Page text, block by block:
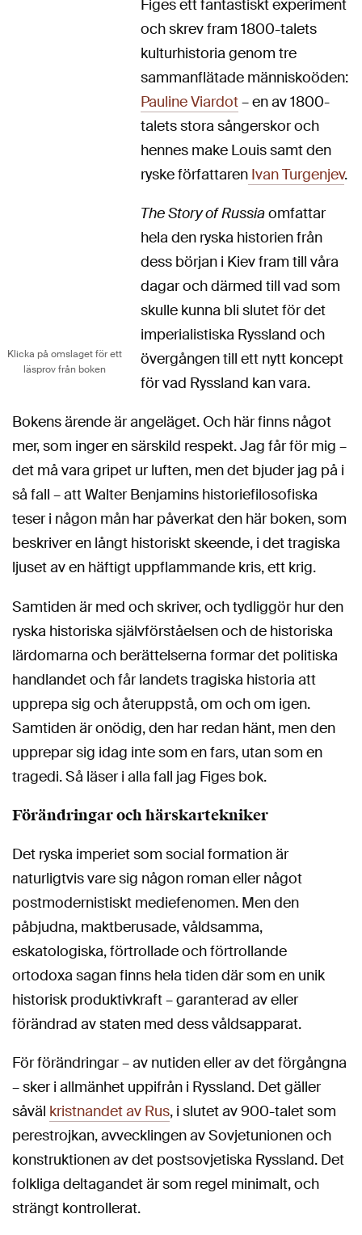
Klicka på omslaget för ett
läsprov från boken
Figes ett fantastiskt experiment
och skrev fram 1800-talets
kulturhistoria genom tre
sammanflätade människoöden:
Pauline Viardot– en av 1800-
talets stora sångerskor och
hennes make Louis samt den
ryske författarenIvan Turgenjev.
The Story of Russiaomfattar
hela den ryska historien från
dess början i Kiev fram till våra
dagar och därmed till vad som
skulle kunna bli slutet för det
imperialistiska Ryssland och
övergången till ett nytt koncept
för vad Ryssland kan vara.
Bokens ärende är angeläget. Och här finns något
mer, som inger en särskild respekt. Jag får för mig –
det må vara gripet ur luften, men det bjuder jag på i
så fall – att Walter Benjamins historiefilosofiska
teser i någon mån har påverkat den här boken, som
beskriver en långt historiskt skeende, i det tragiska
ljuset av en häftigt uppflammande kris, ett krig.
Samtiden är med och skriver, och tydliggör hur den
ryska historiska självförståelsen och de historiska
lärdomarna och berättelserna formar det politiska
handlandet och får landets tragiska historia att
upprepa sig och återuppstå, om och om igen.
Samtiden är onödig, den har redan hänt, men den
upprepar sig idag inte som en fars, utan som en
tragedi. Så läser i alla fall jag Figes bok.
Förändringar och härskartekniker
Det ryska imperiet som social formation är
naturligtvis vare sig någon roman eller något
postmodernistiskt mediefenomen. Men den
påbjudna, maktberusade, våldsamma,
eskatologiska, förtrollade och förtrollande
ortodoxa sagan finns hela tiden där som en unik
historisk produktivkraft – garanterad av eller
förändrad av staten med dess våldsapparat.
För förändringar – av nutiden eller av det förgångna
– sker i allmänhet uppifrån i Ryssland. Det gäller
såväl kristnandet av Rus, i slutet av 900-talet som
perestrojkan, avvecklingen av Sovjetunionen och
konstruktionen av det postsovjetiska Ryssland. Det
folkliga deltagandet är som regel minimalt, och
strängt kontrollerat.